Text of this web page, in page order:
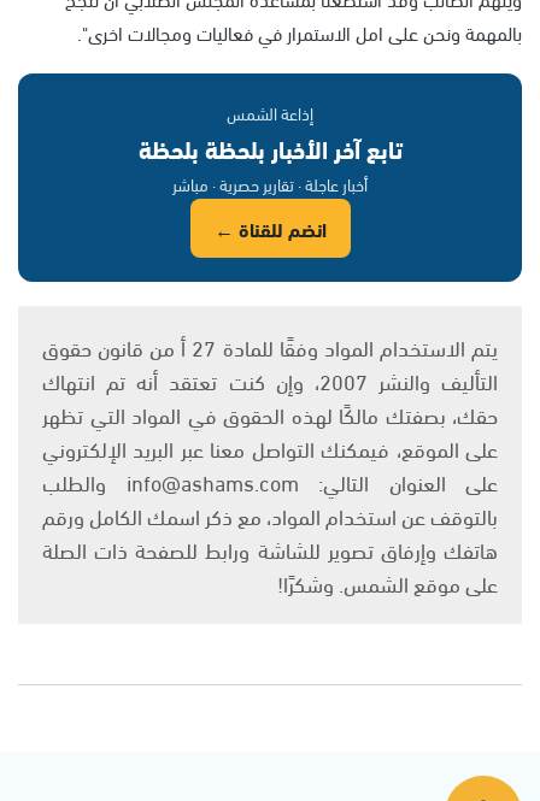
بالمهمة ونحن على امل الاستمرار في فعاليات ومجالات اخرى".
إذاعة الشمس
تابع آخر الأخبار بلحظة بلحظة
أخبار عاجلة · تقارير حصرية · مباشر
انضم للقناة ←
يتم الاستخدام المواد وفقًا للمادة 27 أ من قانون حقوق
التأليف والنشر 2007، وإن كنت تعتقد أنه تم انتهاك
حقك، بصفتك مالكًا لهذه الحقوق في المواد التي تظهر
على الموقع، فيمكنك التواصل معنا عبر البريد الإلكتروني
على العنوان التالي: info@ashams.com والطلب
بالتوقف عن استخدام المواد، مع ذكر اسمك الكامل ورقم
هاتفك وإرفاق تصوير للشاشة ورابط للصفحة ذات الصلة
على موقع الشمس. وشكرًا!